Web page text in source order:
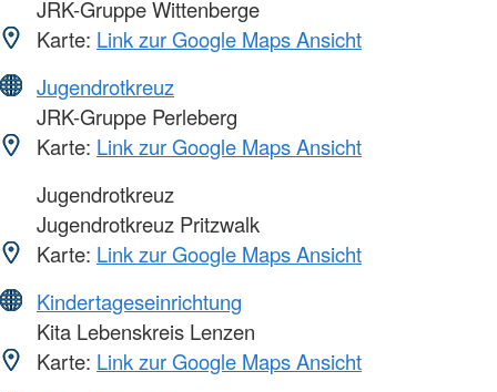
JRK-Gruppe Wittenberge
Karte: Link zur Google Maps Ansicht
Jugendrotkreuz
JRK-Gruppe Perleberg
Karte: Link zur Google Maps Ansicht
Jugendrotkreuz
Jugendrotkreuz Pritzwalk
Karte: Link zur Google Maps Ansicht
Kindertageseinrichtung
Kita Lebenskreis Lenzen
Karte: Link zur Google Maps Ansicht